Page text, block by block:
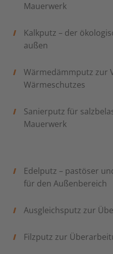
Mauerwerk
Kalkputz – der
außen
Wärmedämmputz zur
Wärmeschutzes
Sanierputz für
Mauerwerk
Edelputz – pastöser
für den Außenbereich
Ausgleichsputz zur
Filzputz zur